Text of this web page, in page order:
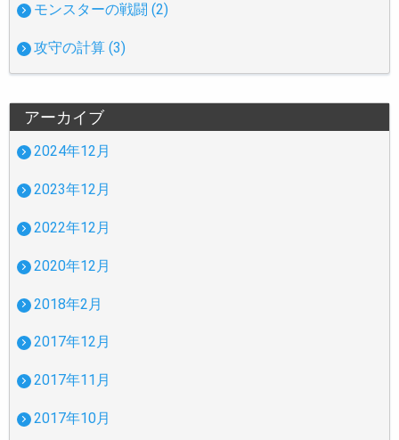
モンスターの戦闘 (2)
攻守の計算 (3)
アーカイブ
2024年12月
2023年12月
2022年12月
2020年12月
2018年2月
2017年12月
2017年11月
2017年10月